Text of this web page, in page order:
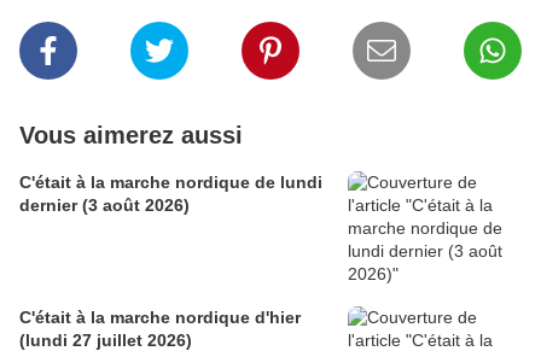
Vous aimerez aussi
C'était à la marche nordique de lundi
dernier (3 août 2026)
C'était à la marche nordique d'hier
(lundi 27 juillet 2026)